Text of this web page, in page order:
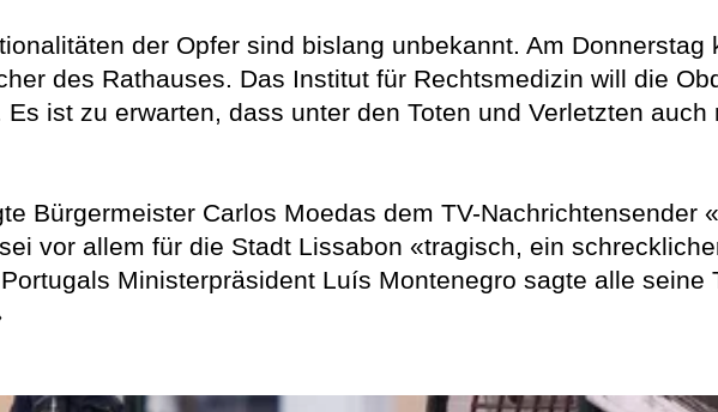
der Opfer sind bislang unbekannt. Am
des Rathauses. Das Institut für Rechtsmedizin will die
ist zu erwarten, dass unter den Toten und Verletzten auch
Bürgermeister Carlos Moedas dem TV-Nachrichtensender
vor allem für die Stadt Lissabon «tragisch, ein
Ministerpräsident Luís Montenegro sagte alle seine